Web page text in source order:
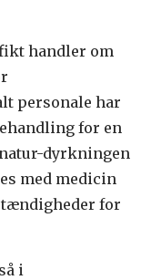
handler om
personale har
for en
dyrkningen
med medicin
for
i